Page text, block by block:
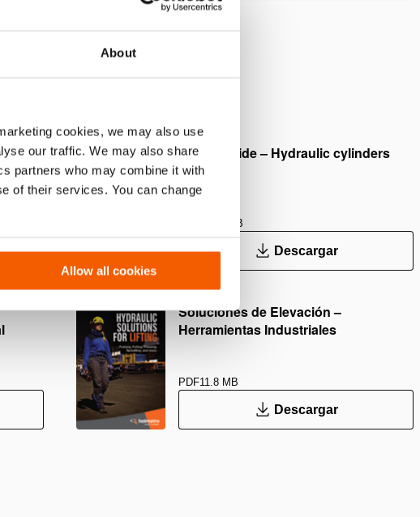
About
cookies, we may also use
our traffic. We may also share
partners who may combine it with
of their services. You can change
Allow all cookies
Safety Guide – Hydraulic cylinders
343.1 KB
Descargar
Soluciones de Elevación –
Herramientas Industriales
PDF11.8 MB
Descargar